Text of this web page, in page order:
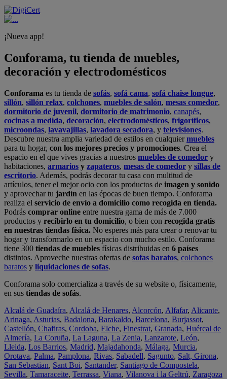
¡Nueva app!
Conforama, tu tienda de muebles,
decoración y electrodomésticos
Conforama es tu tienda de sofás, sofá cama, sofá chaise longue,
sillón, sillón relax, colchones, muebles de salón, mesas comedor,
dormitorio de juvenil, dormitorio de matrimonio, canapés,
cocinas a medida, decoración, electrodomésticos, frigoríficos,
microondas, lavavajillas, lavadora secadora, y televisiones.
Descubre nuestra amplia variedad de estilos en cualquiermuebles
para tu hogar, con los mejores precios y promociones. Crea el
espacio en el que vives gracias a nuestros muebles de comedor y
habitaciones, armarios y zapateros, mesas de comedor y sillas de
escritorio. Además, podrás decorar tu casa con multitud de
artículos, tener el mejor ocio con los productos de imagen y sonido
y aprovechar tu jardín en las épocas de buen tiempo. Conforama
realiza el servicio de envío a domicilio como recogida en tienda.
Podrás comprar online entre nuestra gama de más de 7.000
productos y recibirlo en tu domicilio, o bien con recogida gratis
en nuestras tiendas física. No esperes más para crear o renovar tu
hogar y transformarlo en un espacio con mucho estilo. Conforama
tiene 300 tiendas de muebles físicas distribuidas en 6 países
distintos. Aproveche nuestras ofertas de sofas baratos, colchones
baratos y liquidaciones de sofas.
Conforama solo comercializa a través de su website o, físicamente,
en sus tiendas de sofás.
Alcalá de Guadaíra, Alcalá de Henares, Alcorcón, Alfafar, Alicante,
Arinaga, Asturias, Badalona, Barakaldo, Barcelona, Burjassot,
Castellón, Chafiras, Cordoba, Elche, Finestrat, Granada, Huércal de
Almería, La Coruña, La Laguna, La Zenia, Lanzarote, León,
Lleida, Los Barrios, Madrid, Majadahonda, Málaga, Murcia,
Orotava, Palma, Pamplona, Rivas, Sabadell, Sagunto, Salt, Girona,
San Sebastian, Sant Boi, Santander, Santiago de Compostela,
Sevilla, Tamaraceite, Terrassa, Viana, Vilanova i la Geltrú, Zaragoza